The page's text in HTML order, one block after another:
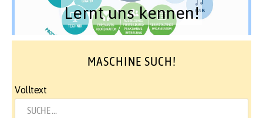
Lernt uns kennen!
MASCHINE SUCH!
Volltext